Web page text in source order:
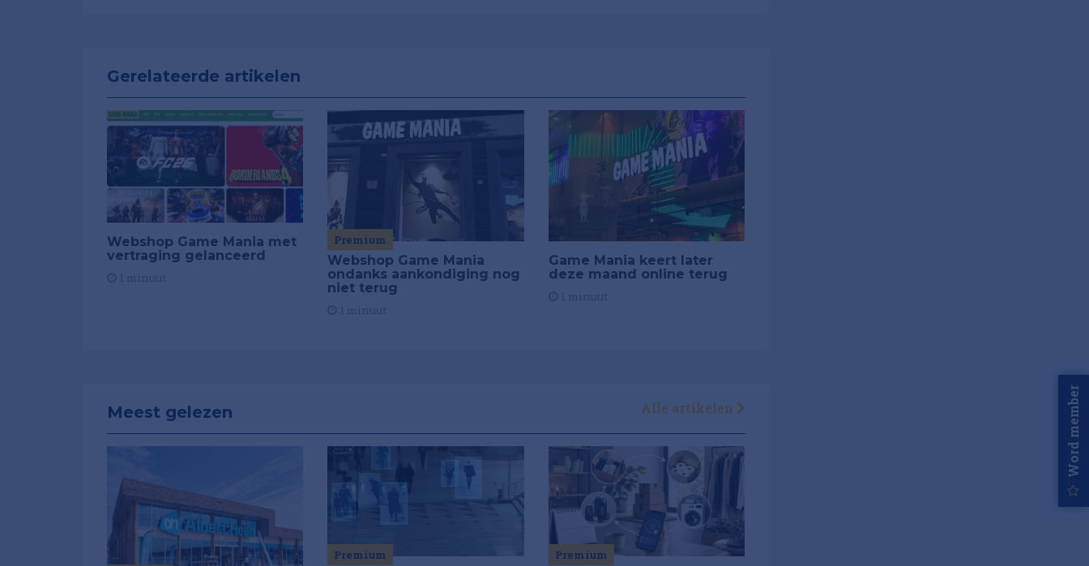
Gerelateerde artikelen
Webshop Game Mania met
vertraging gelanceerd
Premium
Webshop Game Mania
ondanks aankondiging nog
niet terug
Game Mania keert later
deze maand online terug
Meest gelezen Alle artikelen
Premium Premium
Word member